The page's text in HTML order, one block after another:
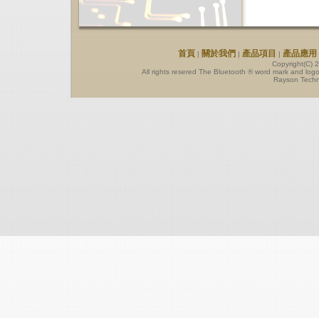
首頁 | 關於我們 | 產品項目 | 產品應用
Copyright(C)
All rights resered The Bluetooth ® word mark and
Rayson